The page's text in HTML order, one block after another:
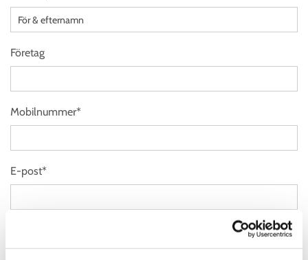
Företag
Mobilnummer*
E-post*
Genom att skicka in förfrågan tillåter jag June Express